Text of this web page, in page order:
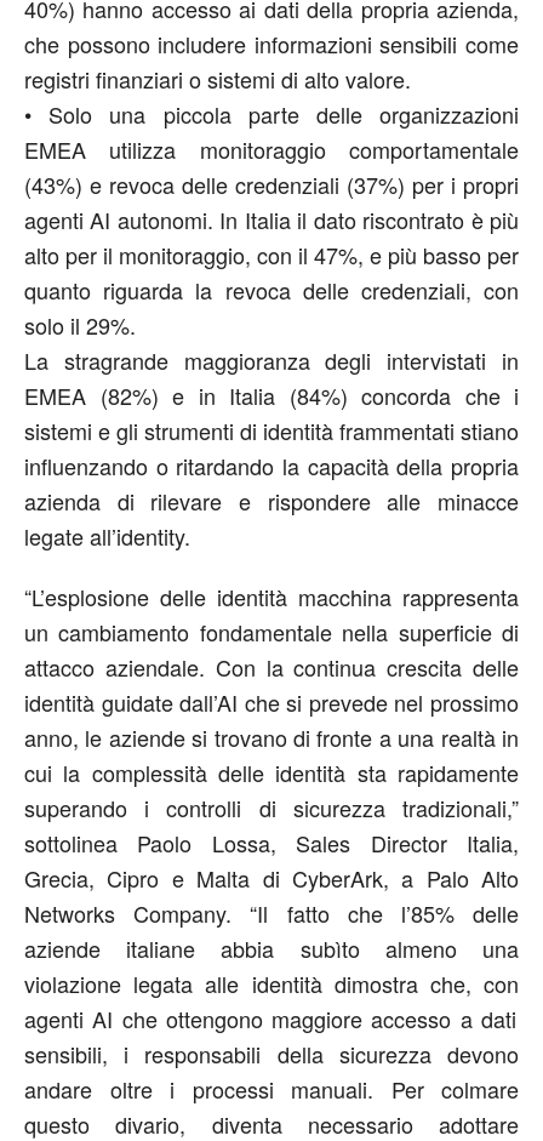
40%) hanno accesso ai dati della propria azienda,
che possonoincludere informazioni sensibili come
registri finanziari o sistemi di alto valore.
• Solo una piccola parte delle organizzazioni
EMEA utilizza monitoraggio comportamentale
(43%) e revoca delle credenziali (37%) per i propri
agenti AI autonomi. In Italia il dato riscontrato è più
alto per il monitoraggio, con il 47%, e più basso per
quanto riguarda la revoca delle credenziali, con
solo il 29%.
La stragrande maggioranza degli intervistati in
EMEA (82%) e in Italia (84%) concorda che i
sistemi e gli strumenti di identità frammentati stiano
influenzando o ritardando la capacità della propria
azienda di rilevare e rispondere alle minacce
legate all’identity.
“L’esplosione delle identità macchina rappresenta
un cambiamento fondamentale nella superficie di
attacco aziendale. Con la continua crescita delle
identità guidate dall’AI che si prevede nel prossimo
anno, le aziende si trovano di fronte a una realtà in
cui la complessità delle identità sta rapidamente
superando i controlli di sicurezza tradizionali,”
sottolinea Paolo Lossa, Sales Director Italia,
Grecia, Cipro e Malta di CyberArk,a Palo Alto
Networks Company. “Il fatto che l’85%delle
aziende italiane
abbia subìto almeno una
violazione legata alle identità dimostra che,con
agenti AI che ottengono maggiore accesso a dati
sensibili, i responsabili della sicurezza devono
andare oltre i processi manuali. Per colmare
questodivario, diventanecessario adottare